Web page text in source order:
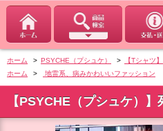
ホーム > PSYCHE（プシュケ） >
【Tシャツ】
ホーム
> 地雷系、病みかわいいファッション
【PSYCHE（プシュケ）